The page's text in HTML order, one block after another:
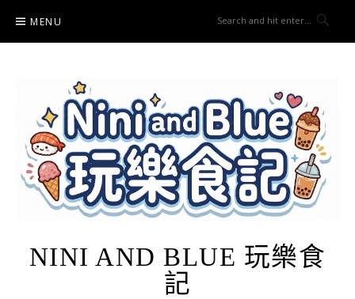
content
MENU
NINI AND BLUE 玩樂食
記